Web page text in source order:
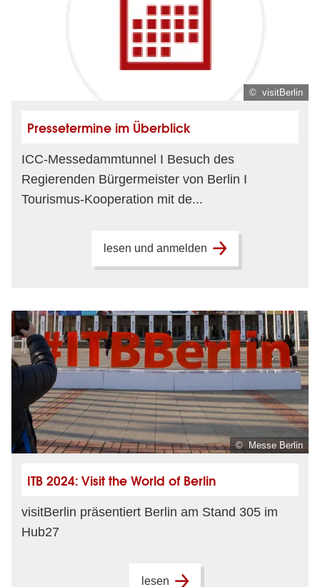
© visitBerlin
Pressetermine im Überblick
ICC-Messedammtunnel I Besuch des
Regierenden Bürgermeister von Berlin I
Tourismus-Kooperation mit de...
lesen und anmelden
© Messe Berlin
ITB 2024: Visit the World of Berlin
visitBerlin präsentiert Berlin am Stand 305 im
Hub27
lesen